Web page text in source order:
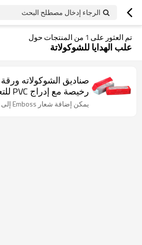
الرجاء إدخال مصطلح البحث
تم العثور على 1 من المنتجات حول
علب الهدايا للشوكولاتة
صناديق الشوكولاته
رخيصة مع إدراج PVC للتعبئة كب كيك الصانع
يمكن إضافة شعار Emboss إلى علامتك التجارية الشهيرة